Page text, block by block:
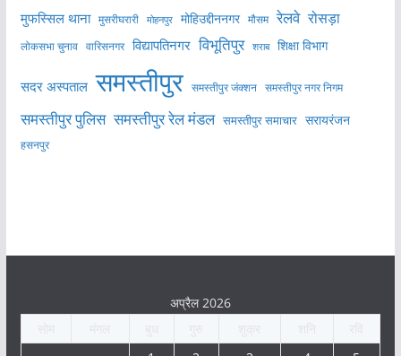
मुफस्सिल थाना मुसरीघरारी मोहनपुर मोहिउद्दीननगर मौसम रेलवे रोसड़ा
लोकसभा चुनाव वारिसनगर विद्यापतिनगर विभूतिपुर शराब शिक्षा विभाग
सदर अस्पताल समस्तीपुर समस्तीपुर जंक्शन समस्तीपुर नगर निगम
समस्तीपुर पुलिस समस्तीपुर रेल मंडल समस्तीपुर समाचार सरायरंजन
हसनपुर
अप्रैल 2026